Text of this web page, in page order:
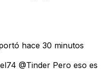
hace 30 minutos
@Tinder Pero eso es